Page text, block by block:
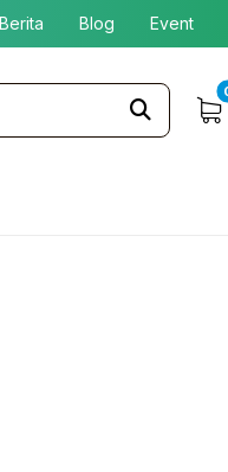
Berita Blog Event